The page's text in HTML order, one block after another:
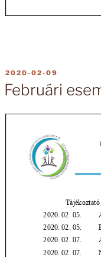
BEKÜLDVE:
2020-02-09
Februári